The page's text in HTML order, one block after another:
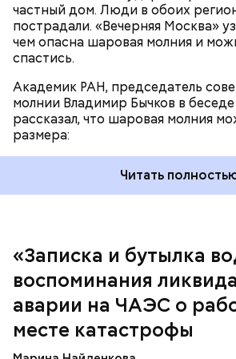
частный дом. Люди в обоих
пострадали. «Вечерняя Москва»
чем опасна шаровая молния и
спастись.
Академик РАН, председатель
молнии Владимир Бычков в
рассказал, что шаровая молния
размера:
Читать
«Записка и бутылка
воспоминания
аварии на ЧАЭС о
месте катастрофы
транспорт. Привезли в полк.
что произошло. Создали
несколько часов мы направились
Чернобыля, — вспоминает Макеев.
За свою земную жизнь он
добрых дел во славу Божию.